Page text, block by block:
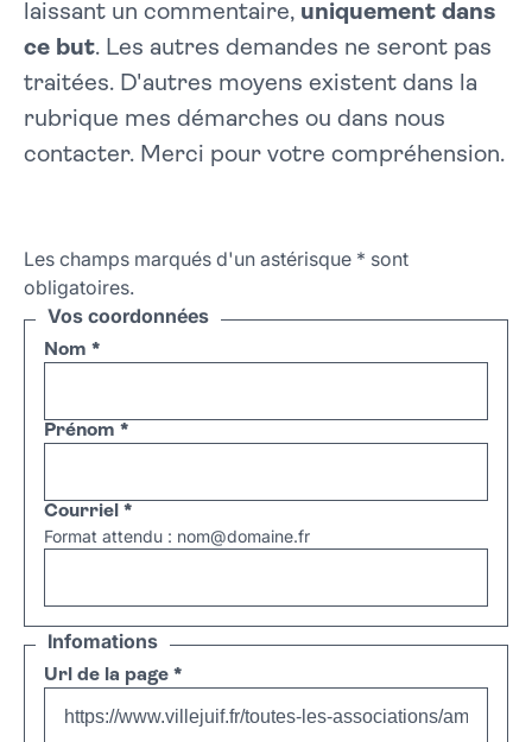
laissant un commentaire, uniquement dans
ce but. Les autres demandes ne seront pas
traitées. D'autres moyens existent dans la
rubrique mes démarches ou dans nous
contacter. Merci pour votre compréhension.
Les champs marqués d'un astérisque * sont
obligatoires.
Vos coordonnées
Nom *
Prénom *
Courriel *
Format attendu : nom@domaine.fr
Infomations
Url de la page *